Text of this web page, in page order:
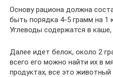
Основу рациона должна
быть порядка 4-5 грамм на 1
Углеводы содержатся в
Далее идет белок, около 2
всего его можно найти их в
продуктах, все это